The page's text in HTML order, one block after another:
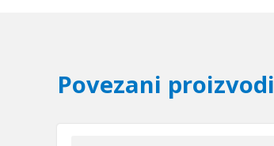
Povezani proizvodi